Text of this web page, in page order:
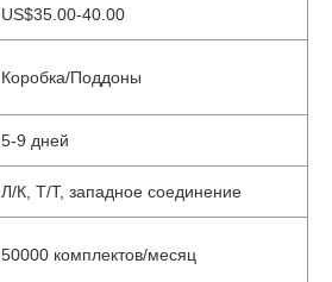
US$35.00-40.00
Коробка/Поддоны
5-9 дней
Л/К, Т/Т, западное соединение
50000 комплектов/месяц